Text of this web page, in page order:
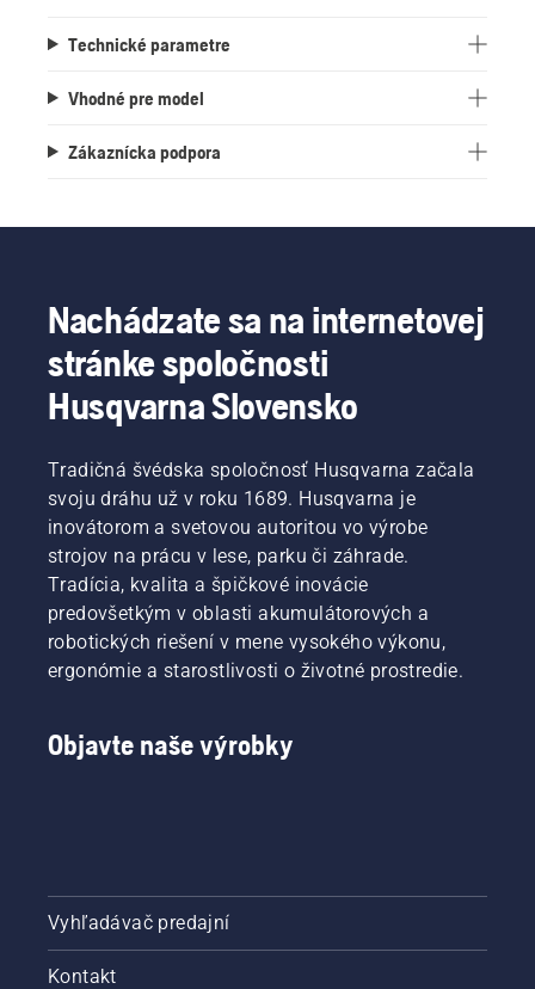
Technické parametre
Vhodné pre model
Zákaznícka podpora
Nachádzate sa na internetovej
stránke spoločnosti
Husqvarna Slovensko
Tradičná švédska spoločnosť Husqvarna začala
svoju dráhu už v roku 1689. Husqvarna je
inovátorom a svetovou autoritou vo výrobe
strojov na prácu v lese, parku či záhrade.
Tradícia, kvalita a špičkové inovácie
predovšetkým v oblasti akumulátorových a
robotických riešení v mene vysokého výkonu,
ergonómie a starostlivosti o životné prostredie.
Objavte naše výrobky
Vyhľadávač predajní
Kontakt